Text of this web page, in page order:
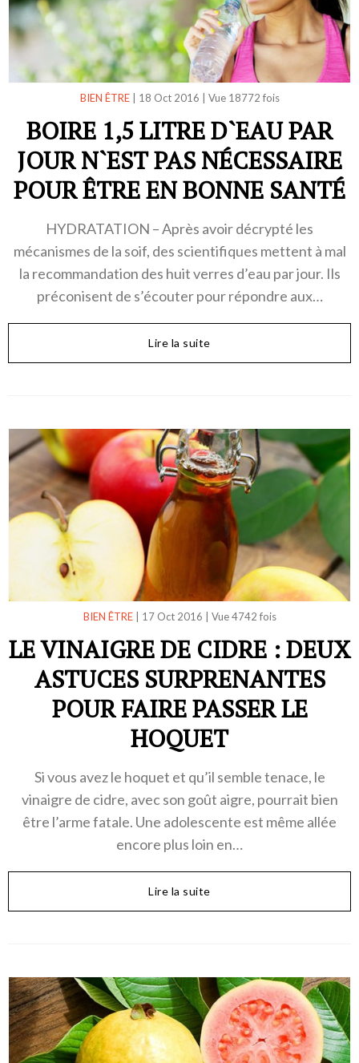
BIEN ÊTRE| 18 Oct 2016 Vue 18772 fois
BOIRE 1,5 LITRE D`EAU PAR
JOUR N`EST PAS NÉCESSAIRE
POUR ÊTRE EN BONNE SANTÉ
HYDRATATION – Après avoir décrypté les
mécanismes de la soif, des scientifiques mettent à mal
la recommandation des huit verres d’eau par jour. Ils
préconisent de s’écouter pour répondre aux…
Lire la suite
BIEN ÊTRE| 17 Oct 2016 Vue 4742 fois
LE VINAIGRE DE CIDRE : DEUX
ASTUCES SURPRENANTES
POUR FAIRE PASSER LE
HOQUET
Si vous avez le hoquet et qu’il semble tenace, le
vinaigre de cidre, avec son goût aigre, pourrait bien
être l’arme fatale. Une adolescente est même allée
encore plus loin en…
Lire la suite